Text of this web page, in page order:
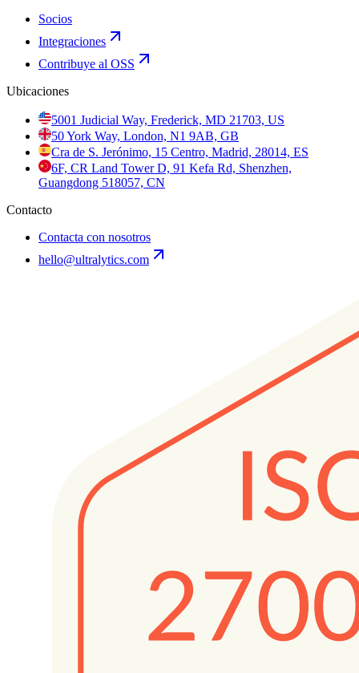
Socios
Integraciones
Contribuye al OSS
Ubicaciones
5001 Judicial Way, Frederick, MD 21703, US
50 York Way, London, N1 9AB, GB
Cra de S. Jerónimo, 15 Centro, Madrid, 28014, ES
6F, CR Land Tower D, 91 Kefa Rd, Shenzhen,
Guangdong 518057, CN
Contacto
Contacta con nosotros
hello@ultralytics.com